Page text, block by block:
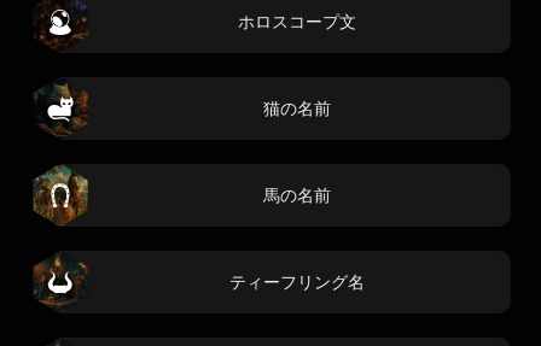
ホロスコープ文
猫の名前
馬の名前
ティーフリング名